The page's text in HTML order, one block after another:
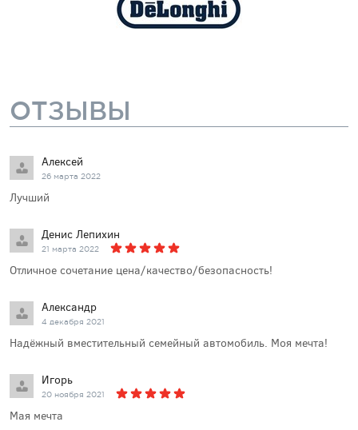
ОТЗЫВЫ
26 марта 2022
Алексей
Лучший
21 марта 2022
Денис Лепихин
Отличное сочетание цена/качество/безопасность!
4 декабря 2021
Александр
Надёжный вместительный семейный автомобиль. Моя мечта!
20 ноября 2021
Игорь
Мая мечта